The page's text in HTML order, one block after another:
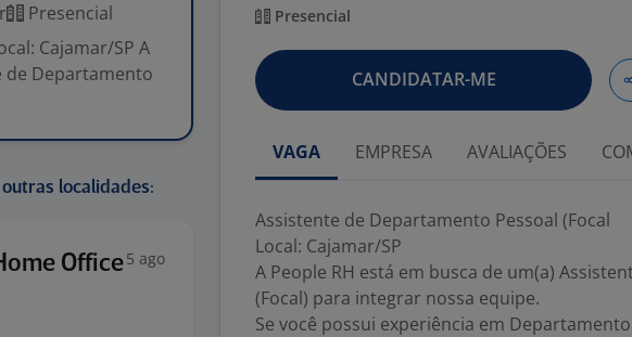
Presencial
Cajamar/SP A
de Departamento
localidades:
Office5 ago
Presencial
CANDIDATAR-ME
VAGA EMPRESA AVALIAÇÕES
Assistente de Departamento Pessoal (Focal
Local: Cajamar/SP
A People RH está em busca de um(a)
(Focal) para integrar nossa equipe.
Se você possui experiência em